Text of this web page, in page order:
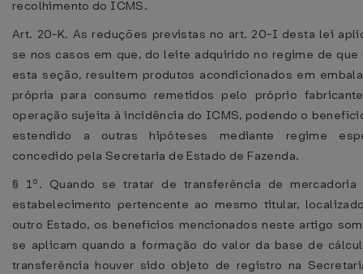
recolhimento do ICMS.
Art. 20-K. As reduções previstas no art. 20-I desta lei
se nos casos em que, do leite adquirido no regime de que
esta seção, resultem produtos acondicionados em
própria para consumo remetidos pelo próprio
operação sujeita à incidência do ICMS, podendo o
estendido a outras hipóteses mediante regime
concedido pela Secretaria de Estado de Fazenda.
§ 1º. Quando se tratar de transferência de mercadoria
estabelecimento pertencente ao mesmo titular,
outro Estado, os benefícios mencionados neste artigo
se aplicam quando a formação do valor da base de
transferência houver sido objeto de registro na